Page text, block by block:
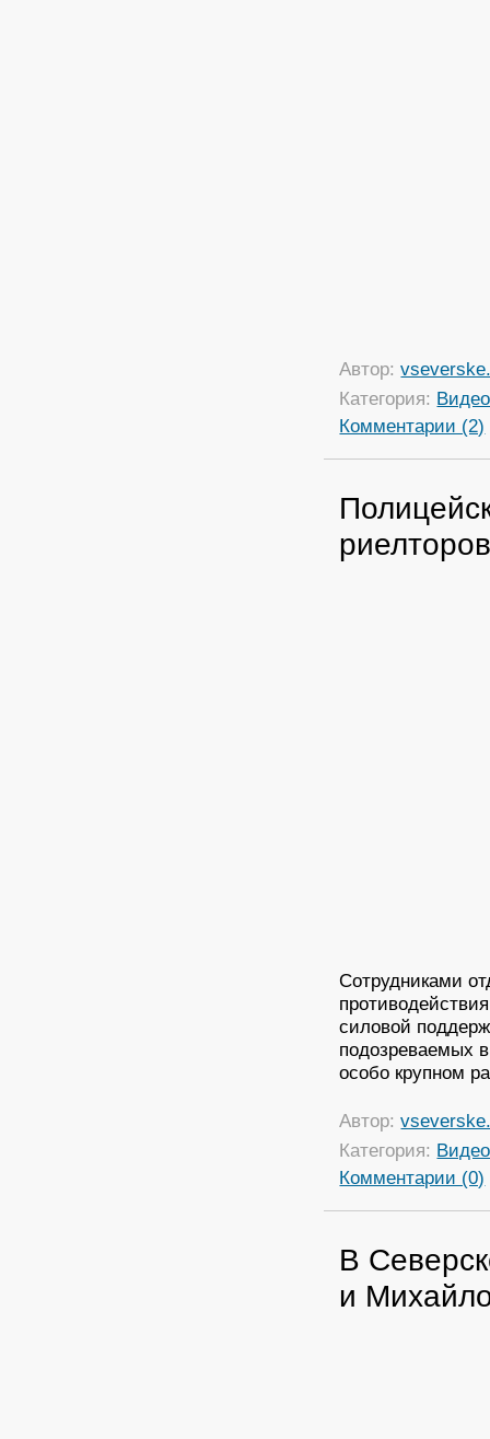
Автор:
Категория: Видео
Комментарии (2)
Сотрудниками
силовой
подозреваемых
особо крупном
Автор:
Категория: Видео
Комментарии (0)
В
и